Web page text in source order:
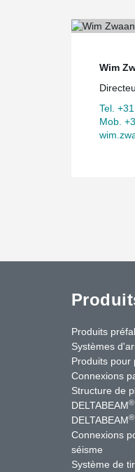
Wim
Tel.
Mob.
Produits
Systèmes
Produits pour
Connexions
Structure de
DELTABEAM®
DELTABEAM®
Connexions
séisme
Système de
Contactez-nous